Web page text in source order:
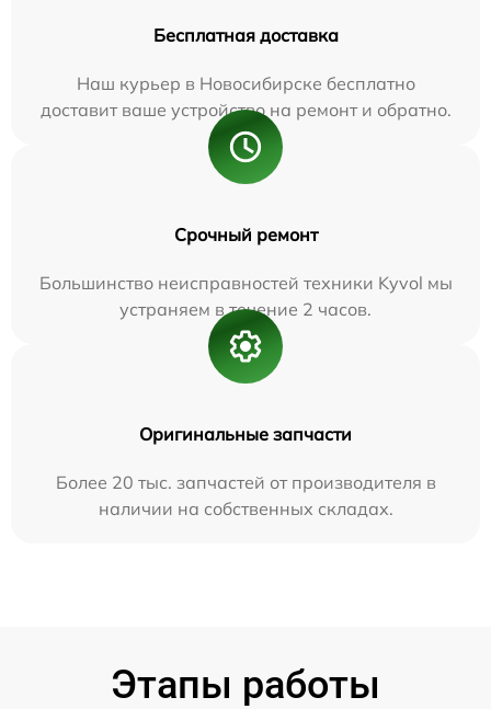
Бесплатная доставка
Наш курьер в Новосибирске бесплатно
доставит ваше устройство на ремонт и обратно.
Срочный ремонт
Большинство неисправностей техники Kyvol мы
устраняем в течение 2 часов.
Оригинальные запчасти
Более 20 тыс. запчастей от производителя в
наличии на собственных складах.
Этапы работы